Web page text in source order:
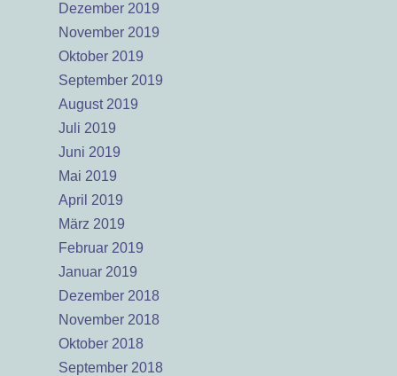
Dezember 2019
November 2019
Oktober 2019
September 2019
August 2019
Juli 2019
Juni 2019
Mai 2019
April 2019
März 2019
Februar 2019
Januar 2019
Dezember 2018
November 2018
Oktober 2018
September 2018